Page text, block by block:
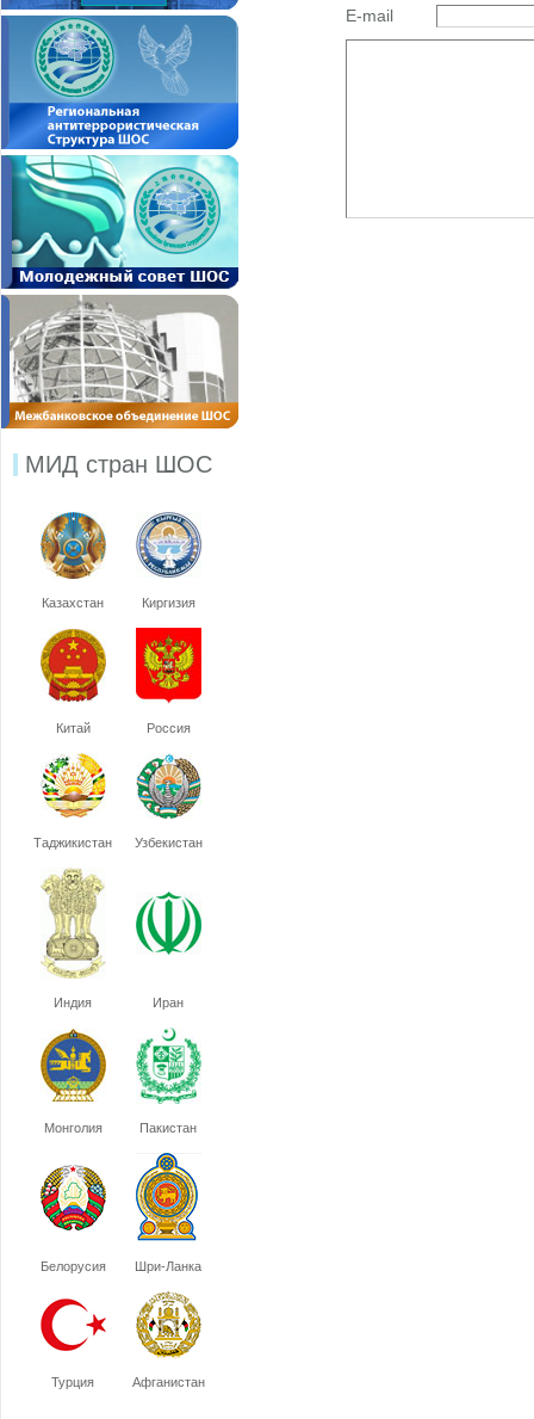
МИД стран ШОС
Казахстан Киргизия
Китай Россия
Таджикистан Узбекистан
Индия Иран
Монголия Пакистан
Белорусия Шри-Ланка
Турция Афганистан
E-mail